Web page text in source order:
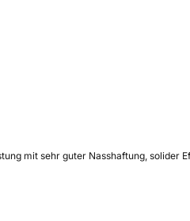
mit sehr guter Nasshaftung,